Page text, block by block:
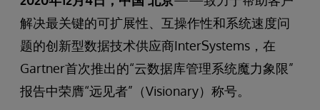
解决最关键的可扩展性、互操作性和系统速度问
题的创新型数据技术供应商InterSystems，在
Gartner首次推出的“云数据库管理系统魔力象限”
报告中荣膺“远见者”（Visionary）称号。